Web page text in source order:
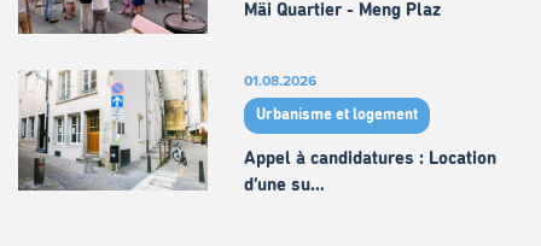
Mäi Quartier - Meng Plaz
01.08.2026
Urbanisme et logement
Appel à candidatures : Location
d’une su…